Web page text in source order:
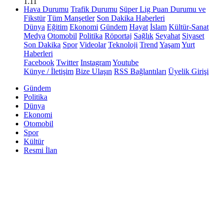
Hava Durumu Trafik Durumu Süper Lig Puan Durumu ve
Fikstür Tüm Manşetler Son Dakika Haberleri
Dünya Eğitim Ekonomi Gündem Hayat İslam Kültür-Sanat
Medya Otomobil Politika Röportaj Sağlık Seyahat Siyaset
Son Dakika Spor Videolar Teknoloji Trend YaşamYurt
Haberleri
Facebook Twitter InstagramYoutube
Künye / İletişim Bize Ulaşın RSS Bağlantıları Üyelik Girişi
Gündem
Politika
Dünya
Ekonomi
Otomobil
Spor
Kültür
Resmi İlan